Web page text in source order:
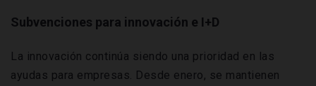
Subvenciones para innovación e I+D
La innovación continúa siendo una prioridad en las
ayudas para empresas. Desde enero, se mantienen